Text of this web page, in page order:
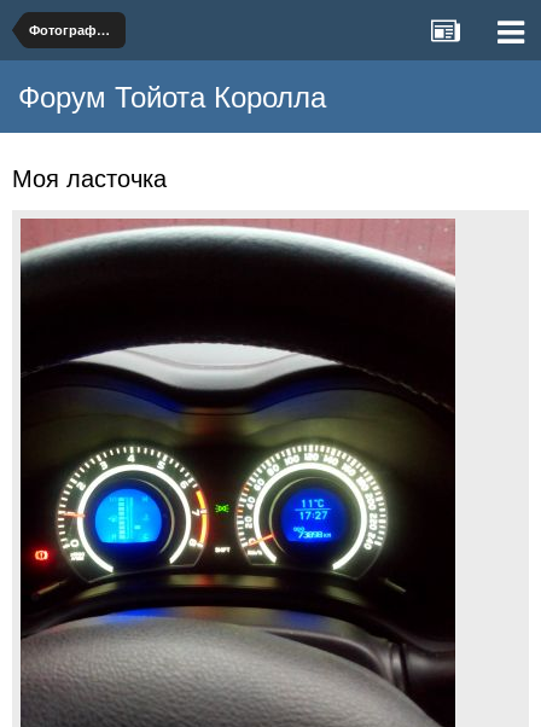
Фотографии Toyota Corolla
Форум Тойота Королла
Моя ласточка